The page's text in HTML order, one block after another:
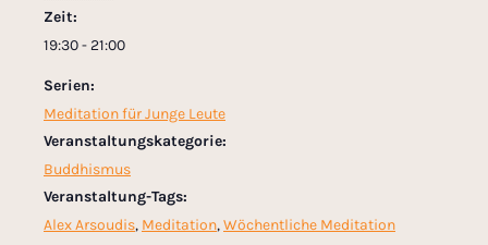
Zeit:
19:30 - 21:00
Serien:
Meditation für Junge Leute
Veranstaltungskategorie:
Buddhismus
Veranstaltung-Tags:
Alex Arsoudis, Meditation,Wöchentliche Meditation